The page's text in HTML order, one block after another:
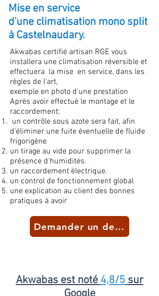
Akwabas est noté 4,8/5 sur
Mise en service
d'une climatisation mono split
à Castelnaudary.
Akwabas certifié artisan RGE vous
installera une climatisation réversible et
effectuera la mise en service, dans les
règles de l'art,
exemple en photo d'une prestation
Après avoir effectué le montage et le
raccordement;
un contrôle sous azote sera fait, afin
d'éliminer une fuite éventuelle de fluide
frigorigène
un tirage au vide pour supprimer la
présence d'humidités.
un raccordement électrique.
un control de fonctionnement global
une explication au client des bonnes
pratiques à avoir
Demander un devis